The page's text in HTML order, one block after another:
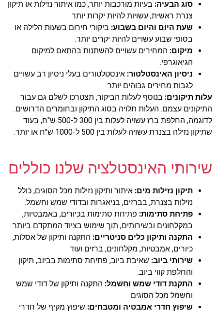
סוג הבעיה: בעיות מורכבות יותר, כמו איתור נזילות או תיקון
צנרת ראשית, עשויות להיות יקרות יותר.
שעת היום והיום בשבוע: ביקורי חירום בשעות הלילה או
בסופי שבוע עשויים להיות יקרים יותר.
מיקום: המחירים עשויים להשתנות בהתאם למיקום
הגיאוגרפי.
ניסיון האינסטלטור: אינסטלטורים בעלי ניסיון רב עשויים
לגבות מחירים גבוהים יותר.
עלות תיקונים: בנוסף לעלות הביקור, תצטרכו לשלם גם עבור
התיקונים עצמם. העלות תלויה בסוג התיקון ובחומרים הדרושים.
לדוגמה, החלפת ברז עשויה לעלות בין 300 ל-500 ש"ח, בעוד
שתיקון נזילה בצנרת עשויה לעלות בין 500 ל-1000 ש"ח או יותר.
שירותי האינסטלציה שלנו כוללים
תיקון נזילות מים: איתור ותיקון נזילות מכל הסוגים, כולל
נזילות בצנרת, בברזים, בניאגרות ובדודי שמש וחשמל.
פתיחת סתימות: פתיחת סתימות בכיורים, באמבטיות,
במקלחונים ובשירותים, תוך שימוש בציוד המתקדם ביותר.
התקנה ותיקון כלים סניטריים: התקנה ותיקון של אסלות,
כיורים, אמבטיות, מקלחונים, ברזים ועוד.
שירותי ביוב: שאיבת ביוב, פתיחת סתימות בביוב, תיקון
והחלפת קווי ביוב.
התקנת דודי שמש וחשמל: התקנה ותיקון של דודי שמש
וחשמל מכל הסוגים.
שיפוץ חדרי אמבטיה ומטבחים: שיפוץ מקיף של חדרי